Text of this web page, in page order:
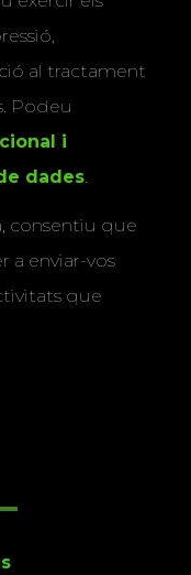
al tractament
Podeu
i
dades.
consentiu que
a enviar-vos
que